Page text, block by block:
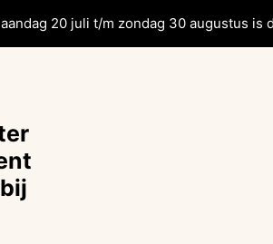
20 juli t/m zondag 30 augustus